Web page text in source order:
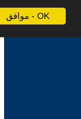
موافق - OK